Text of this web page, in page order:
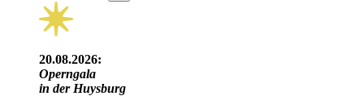
20.08.2026:
Operngala
in der Huysburg